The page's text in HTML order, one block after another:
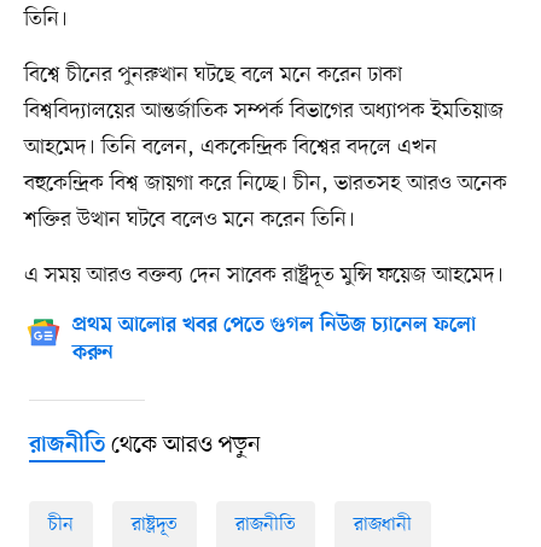
তিনি।
বিশ্বে চীনের পুনরুত্থান ঘটছে বলে মনে করেন ঢাকা
বিশ্ববিদ্যালয়ের আন্তর্জাতিক সম্পর্ক বিভাগের অধ্যাপক ইমতিয়াজ
আহমেদ। তিনি বলেন, এককেন্দ্রিক বিশ্বের বদলে এখন
বহুকেন্দ্রিক বিশ্ব জায়গা করে নিচ্ছে। চীন, ভারতসহ আরও অনেক
শক্তির উত্থান ঘটবে বলেও মনে করেন তিনি।
এ সময় আরও বক্তব্য দেন সাবেক রাষ্ট্রদূত মুন্সি ফয়েজ আহমেদ।
প্রথম আলোর খবর পেতে গুগল নিউজ চ্যানেল ফলো
করুন
রাজনীতিথেকে আরও পড়ুন
চীন রাষ্ট্রদূত রাজনীতি রাজধানী